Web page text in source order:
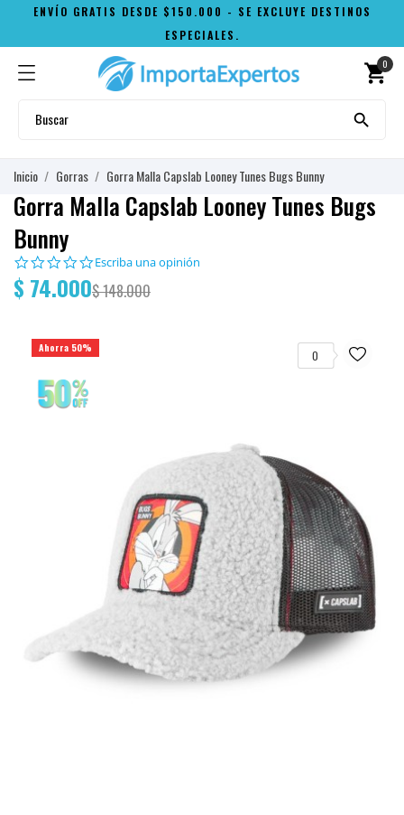
ENVÍO GRATIS DESDE $150.000 - SE EXCLUYE DESTINOS
ESPECIALES.
shopping_cart
0

Inicio Gorras Gorra Malla Capslab Looney Tunes Bugs Bunny
Gorra Malla Capslab Looney Tunes Bugs
Bunny
0.0
rating
Escriba una opinión
$ 74.000$ 148.000
Ahorra 50%
0